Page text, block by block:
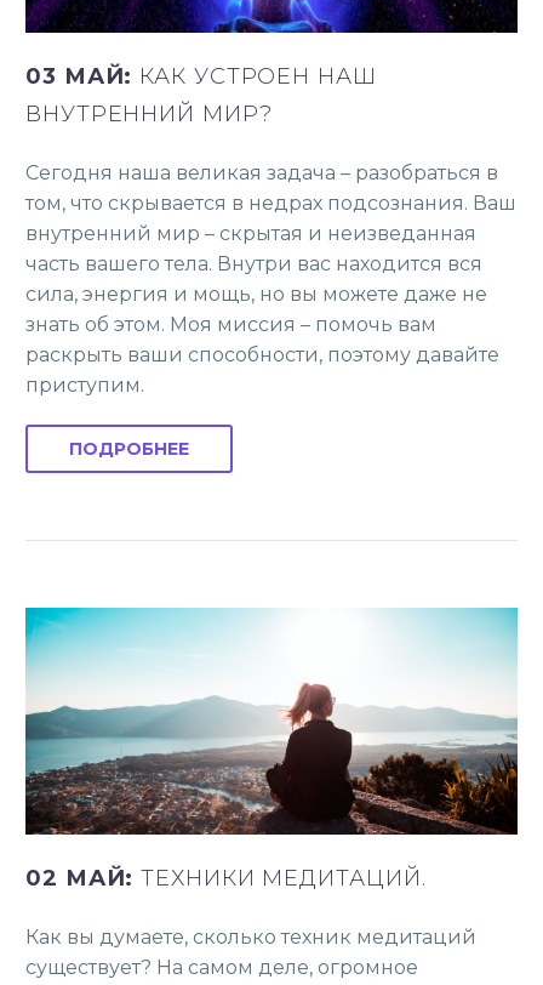
03 МАЙ: КАК УСТРОЕН НАШ
ВНУТРЕННИЙ МИР?
Сегодня наша великая задача – разобраться в
том, что скрывается в недрах подсознания. Ваш
внутренний мир – скрытая и неизведанная
часть вашего тела. Внутри вас находится вся
сила, энергия и мощь, но вы можете даже не
знать об этом. Моя миссия – помочь вам
раскрыть ваши способности, поэтому давайте
приступим.
ПОДРОБНЕЕ
02 МАЙ:ТЕХНИКИ МЕДИТАЦИЙ.
Как вы думаете, сколько техник медитаций
существует? На самом деле, огромное